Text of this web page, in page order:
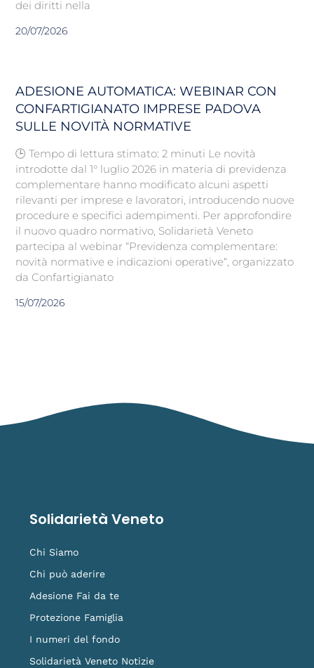
dei diritti nella
20/07/2026
ADESIONE AUTOMATICA: WEBINAR CON
CONFARTIGIANATO IMPRESE PADOVA
SULLE NOVITÀ NORMATIVE
🕒 Tempo di lettura stimato: 2 minuti Le novità
introdotte dal 1° luglio 2026 in materia di previdenza
complementare hanno modificato alcuni aspetti
rilevanti per imprese e lavoratori, introducendo nuove
procedure e specifici adempimenti. Per approfondire
il nuovo quadro normativo, Solidarietà Veneto
partecipa al webinar “Previdenza complementare:
novità normative e indicazioni operative“, organizzato
da Confartigianato
15/07/2026
Solidarietà Veneto
Chi Siamo
Chi può aderire
Adesione Fai da te
Protezione Famiglia
I numeri del fondo
Solidarietà Veneto Notizie